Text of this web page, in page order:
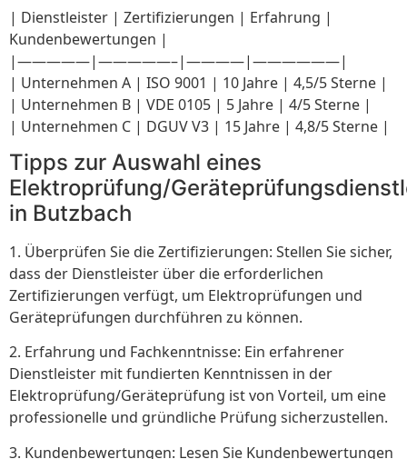
| Dienstleister | Zertifizierungen | Erfahrung |
Kundenbewertungen |
|—————|—————–|————|——————|
| Unternehmen A | ISO 9001 | 10 Jahre | 4,5/5 Sterne |
| Unternehmen B | VDE 0105 | 5 Jahre | 4/5 Sterne |
| Unternehmen C | DGUV V3 | 15 Jahre | 4,8/5 Sterne |
Tipps zur Auswahl eines
Elektroprüfung/
in Butzbach
1. Überprüfen Sie die Zertifizierungen: Stellen Sie sicher,
dass der Dienstleister über die erforderlichen
Zertifizierungen verfügt, um Elektroprüfungen und
Geräteprüfungen durchführen zu können.
2. Erfahrung und Fachkenntnisse: Ein erfahrener
Dienstleister mit fundierten Kenntnissen in der
Elektroprüfung/Geräteprüfung ist von Vorteil, um eine
professionelle und gründliche Prüfung sicherzustellen.
3. Kundenbewertungen: Lesen Sie Kundenbewertungen